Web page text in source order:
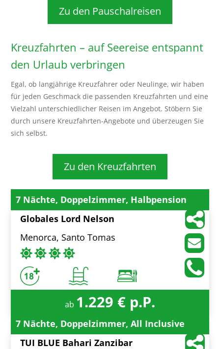
Zu den Pauschalreisen
Kreuzfahrten – auf Seereise entspannt
den Urlaub verbringen
Egal, ob langjährige Kreuzfahrer oder Neulinge, wir haben
für jeden Geschmack die passenden Kreuzfahrten und eine
Vielzahl unterschiedlicher Reisen im Angebot. Stöbern Sie
durch unsere Kreuzfahrten-Angebote und überzeugen Sie
sich selbst.
Zu den Kreuzfahrten
7 Nächte, Doppelzimmer, Halbpension
Globales Lord Nelson
Menorca, Santo Tomas
ab 1.229 € p.P.
7 Nächte, Doppelzimmer, All Inclusive
TUI BLUE Bahari Zanzibar